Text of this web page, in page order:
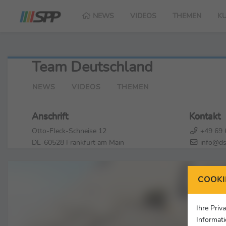
NEWS VIDEOS THEMEN
Team Deutschland
NEWS VIDEOS THEMEN
Anschrift
Otto-Fleck-Schneise 12
DE-60528 Frankfurt am Main
Kontakt
+49 69
Ihre